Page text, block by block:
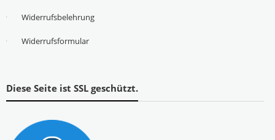
Widerrufsbelehrung
Widerrufsformular
Diese Seite ist SSL geschützt.